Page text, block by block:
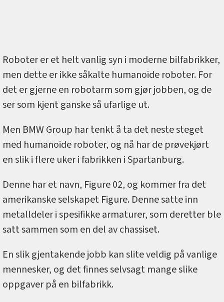
Roboter er et helt vanlig syn i moderne bilfabrikker,
men dette er ikke såkalte humanoide roboter. For
det er gjerne en robotarm som gjør jobben, og de
ser som kjent ganske så ufarlige ut.
Men BMW Group har tenkt å ta det neste steget
med humanoide roboter, og nå har de prøvekjørt
en slik i flere uker i fabrikken i Spartanburg.
Denne har et navn, Figure 02, og kommer fra det
amerikanske selskapet Figure. Denne satte inn
metalldeler i spesifikke armaturer, som deretter ble
satt sammen som en del av chassiset.
En slik gjentakende jobb kan slite veldig på vanlige
mennesker, og det finnes selvsagt mange slike
oppgaver på en bilfabrikk.